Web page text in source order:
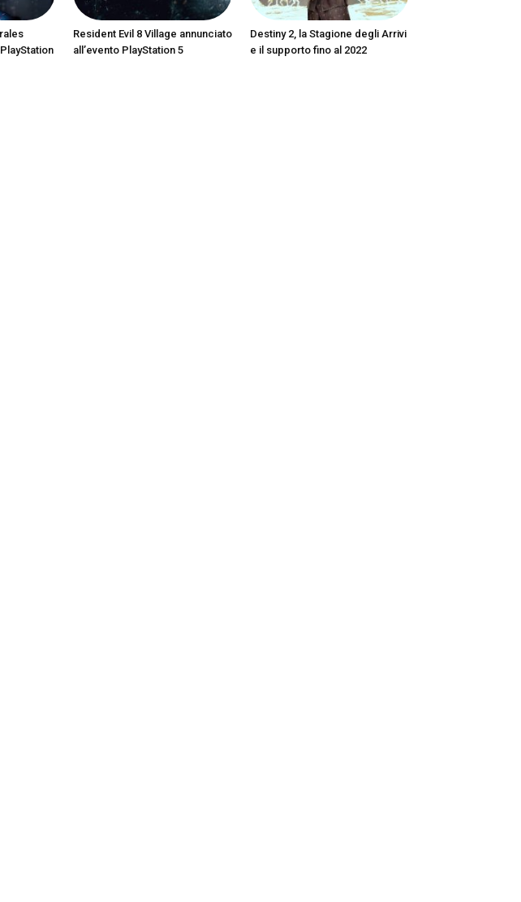
Resident Evil 8 Village annunciato
all’evento PlayStation 5
Destiny 2, la Stagione degli Arrivi
e il supporto fino al 2022